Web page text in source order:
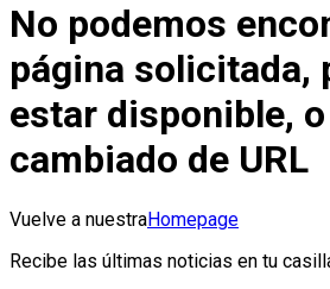
No podemos
página solicitada,
estar disponible,
cambiado de URL
Vuelve a nuestraHomepage
Recibe las últimas noticias en tu